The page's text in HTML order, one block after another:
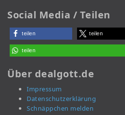
Social Media / Teilen
teilen teilen
teilen
Über dealgott.de
Impressum
Datenschutzerklärung
Schnäppchen melden